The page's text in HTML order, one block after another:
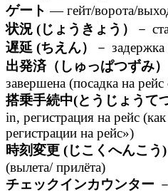
ゲート — гейт/ворота/
状況 (じょうきょう）
－
遅延 (ちえん）
－
出発済（しゅっぱつずみ）
завершена (посадка на
搭乗手続中(とうじょうて
in, регистрация на рейс
регистрации на рейс»)
時刻変更 (じこくへんこう)
(вылета/ прилёта)
チェックインカウンター